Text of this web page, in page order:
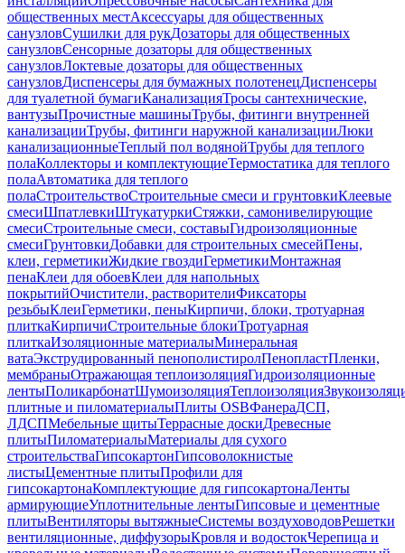
общественных местАксессуары для общественных
санузловСушилки для рукДозаторы для общественных
санузловСенсорные дозаторы для общественных
санузловЛоктевые дозаторы для общественных
санузловДиспенсеры для бумажных полотенецДиспенсеры
для туалетной бумагиКанализацияТросы сантехнические,
вантузыПрочистные машиныТрубы, фитинги внутренней
канализацииТрубы, фитинги наружной канализацииЛюки
канализационныеТеплый пол водянойТрубы для теплого
полаКоллекторы и комплектующиеТермостатика для теплого
полаАвтоматика для теплого
полаСтроительствоСтроительные смеси и грунтовкиКлеевые
смесиШпатлевкиШтукатуркиСтяжки, самонивелирующие
смесиСтроительные смеси, составыГидроизоляционные
смесиГрунтовкиДобавки для строительных смесейПены,
клеи, герметикиЖидкие гвоздиГерметикиМонтажная
пенаКлеи для обоевКлеи для напольных
покрытийОчистители, растворителиФиксаторы
резьбыКлеиГерметики, пеныКирпичи, блоки, тротуарная
плиткаКирпичиСтроительные блокиТротуарная
плиткаИзоляционные материалыМинеральная
ватаЭкструдированный пенополистиролПенопластПленки,
мембраныОтражающая теплоизоляцияГидроизоляционные
лентыПоликарбонатШумоизоляцияТеплоизоляция
плитные и пиломатериалыПлиты OSBФанераДСП,
ЛДСПМебельные щитыТеррасные доскиДревесные
плитыПиломатериалыМатериалы для сухого
строительстваГипсокартонГипсоволокнистые
листыЦементные плитыПрофили для
гипсокартонаКомплектующие для гипсокартонаЛенты
армирующиеУплотнительные лентыГипсовые и цементные
плитыВентиляторы вытяжныеСистемы воздуховодовРешетки
вентиляционные, диффузорыКровля и водостокЧерепица и